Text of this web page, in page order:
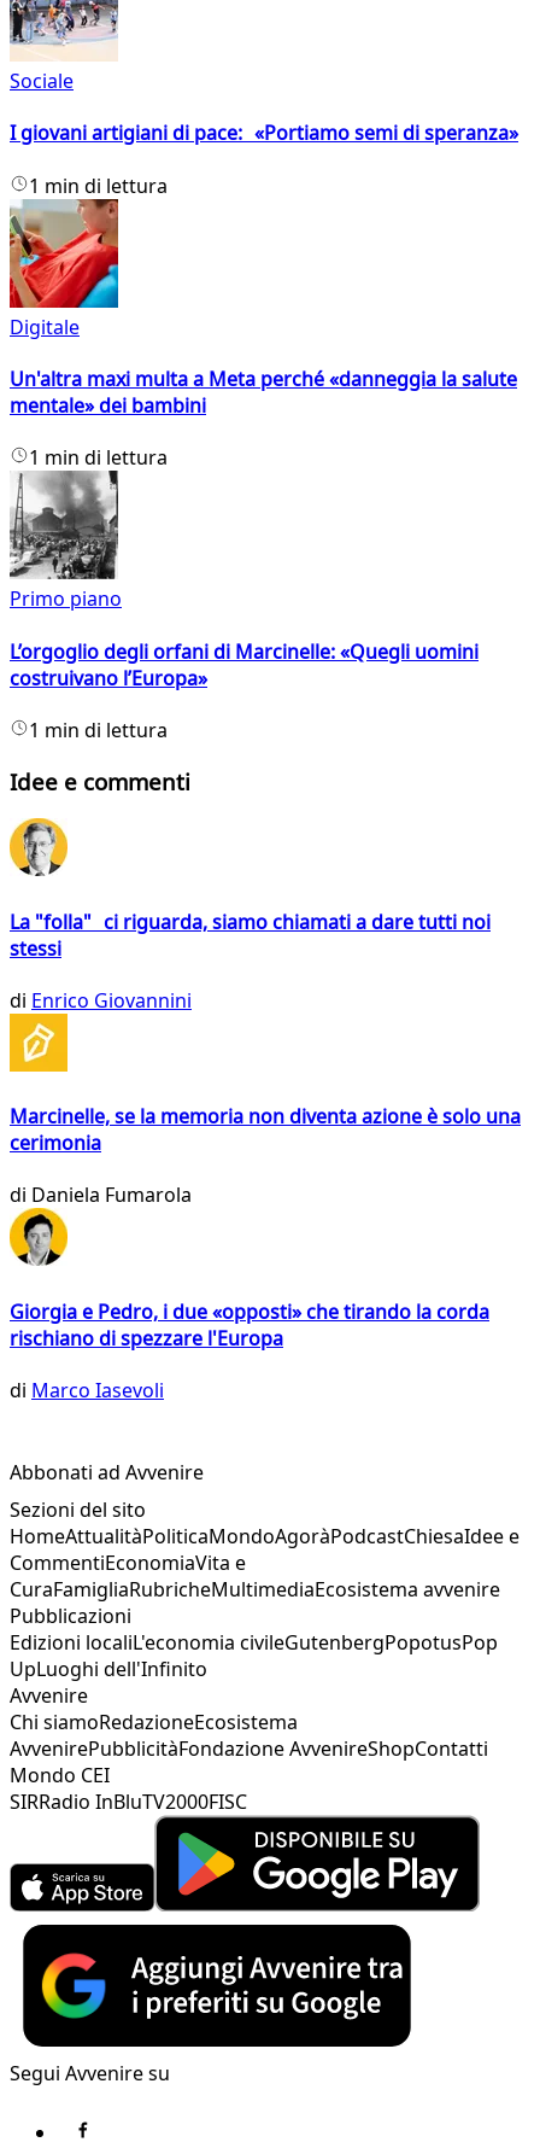
Sociale
I giovani artigiani di pace: «Portiamo semi di speranza»
1 min di lettura
Digitale
Un'altra maxi multa a Meta perché «danneggia la salute
mentale» dei bambini
1 min di lettura
Primo piano
L’orgoglio degli orfani di Marcinelle: «Quegli uomini
costruivano l’Europa»
1 min di lettura
Idee e commenti
La "folla" ci riguarda, siamo chiamati a dare tutti noi
stessi
di Enrico Giovannini
Marcinelle, se la memoria non diventa azione è solo una
cerimonia
di Daniela Fumarola
Giorgia e Pedro, i due «opposti» che tirando la corda
rischiano di spezzare l'Europa
di Marco Iasevoli
Abbonati ad Avvenire
Sezioni del sito
HomeAttualitàPoliticaMondoAgoràPodcastChiesaIdee e
CommentiEconomiaVita e
CuraFamigliaRubricheMultimediaEcosistema avvenire
Pubblicazioni
Edizioni localiL'economia civileGutenbergPopotusPop
UpLuoghi dell'Infinito
Avvenire
Chi siamoRedazioneEcosistema
AvvenirePubblicitàFondazione AvvenireShopContatti
Mondo CEI
SIRRadio InBluTV2000FISC
Segui Avvenire su